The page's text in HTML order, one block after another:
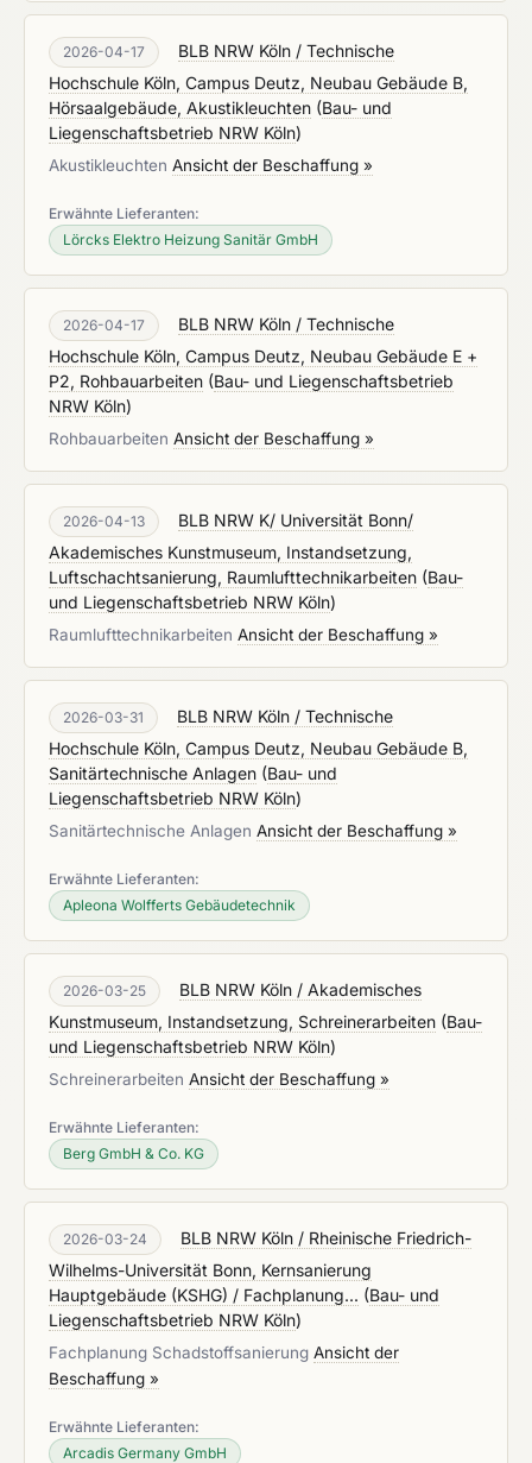
2026-04-17
BLB NRW Köln / Technische
Hochschule Köln, Campus Deutz, Neubau Gebäude B,
Hörsaalgebäude, Akustikleuchten (Bau- und
Liegenschaftsbetrieb NRW Köln)
Akustikleuchten Ansicht der Beschaffung »
Erwähnte Lieferanten:
Lörcks Elektro Heizung Sanitär GmbH
2026-04-17
BLB NRW Köln / Technische
Hochschule Köln, Campus Deutz, Neubau Gebäude E +
P2, Rohbauarbeiten (Bau- und Liegenschaftsbetrieb
NRW Köln)
Rohbauarbeiten Ansicht der Beschaffung »
2026-04-13
BLB NRW K/ Universität Bonn/
Akademisches Kunstmuseum, Instandsetzung,
Luftschachtsanierung, Raumlufttechnikarbeiten (Bau-
und Liegenschaftsbetrieb NRW Köln)
Raumlufttechnikarbeiten Ansicht der Beschaffung »
2026-03-31
BLB NRW Köln / Technische
Hochschule Köln, Campus Deutz, Neubau Gebäude B,
Sanitärtechnische Anlagen (Bau- und
Liegenschaftsbetrieb NRW Köln)
Sanitärtechnische Anlagen Ansicht der Beschaffung »
Erwähnte Lieferanten:
Apleona Wolfferts Gebäudetechnik
2026-03-25
BLB NRW Köln / Akademisches
Kunstmuseum, Instandsetzung, Schreinerarbeiten (Bau-
und Liegenschaftsbetrieb NRW Köln)
Schreinerarbeiten Ansicht der Beschaffung »
Erwähnte Lieferanten:
Berg GmbH & Co. KG
2026-03-24
BLB NRW Köln / Rheinische Friedrich-
Wilhelms-Universität Bonn, Kernsanierung
Hauptgebäude (KSHG) / Fachplanung... (Bau- und
Liegenschaftsbetrieb NRW Köln)
Fachplanung Schadstoffsanierung Ansicht der
Beschaffung »
Erwähnte Lieferanten:
Arcadis Germany GmbH